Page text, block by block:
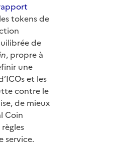
tokens de
de
, propre à
une
et les
contre le
de mieux
Coin
service.